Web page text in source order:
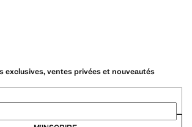
exclusives, ventes privées et nouveautés